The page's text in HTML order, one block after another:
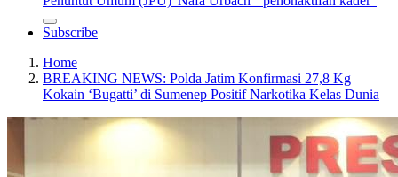
Subscribe
Home
BREAKING NEWS: Polda Jatim Konfirmasi 27,8 Kg
Kokain ‘Bugatti’ di Sumenep Positif Narkotika Kelas Dunia